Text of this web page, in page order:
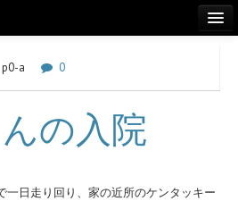
p0-a 0
の入院
一日走り回り、家の近所のケンタッキー